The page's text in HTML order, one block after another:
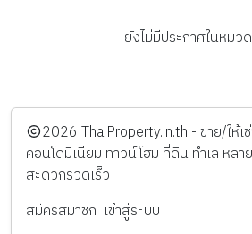
ยังไม่มีประกาศในหมว
️2026 ThaiProperty.in.th - ขาย/ให้เ
คอนโดมิเนียม ทาวน์โฮม ที่ดิน ทำเล หลา
สะดวกรวดเร็ว
สมัครสมาชิก เข้าสู่ระบบ